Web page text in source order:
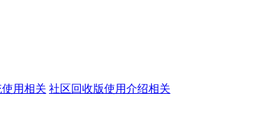
用相关 社区回收版使用介绍相关